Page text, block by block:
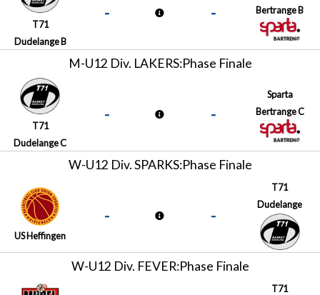
T71
Dudelange B
- -
Bertrange B
M-U12 Div. LAKERS:Phase Finale
T71
Dudelange C
- -
Sparta
Bertrange C
W-U12 Div. SPARKS:Phase Finale
US Heffingen
- -
T71
Dudelange
W-U12 Div. FEVER:Phase Finale
T71